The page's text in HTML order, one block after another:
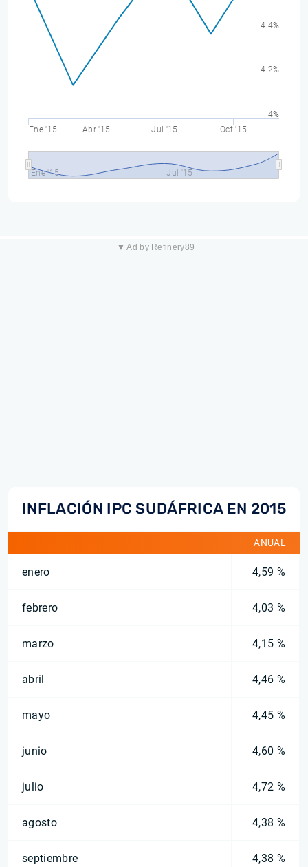
Ene '15 Abr '15 Jul '15 Oct '15
Ene '15 Jul '15
4%
4.2%
4.4%
▼ Ad by Refinery89
INFLACIÓN IPC SUDÁFRICA EN 2015
ANUAL
enero 4,59 %
febrero 4,03 %
marzo 4,15 %
abril 4,46 %
mayo 4,45 %
junio 4,60 %
julio 4,72 %
agosto 4,38 %
septiembre 4,38 %